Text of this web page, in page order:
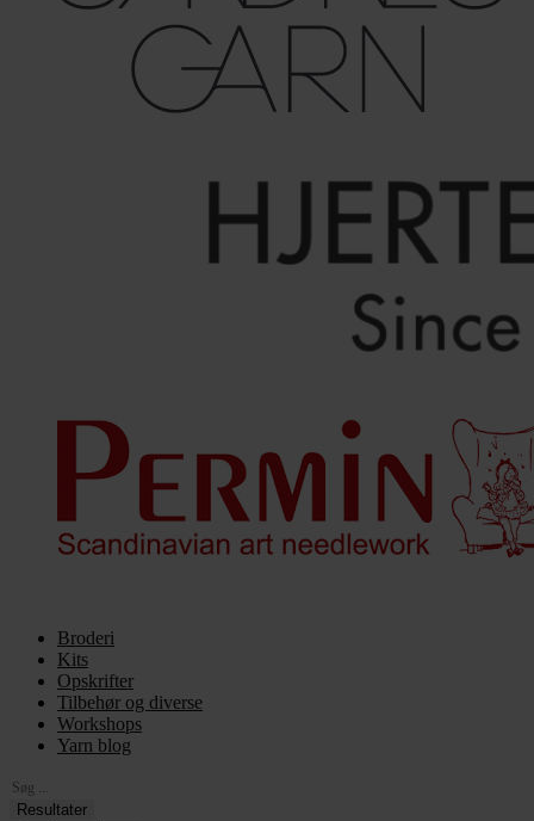
Broderi
Kits
Opskrifter
Tilbehør og diverse
Workshops
Yarn blog
Search
...Resultater